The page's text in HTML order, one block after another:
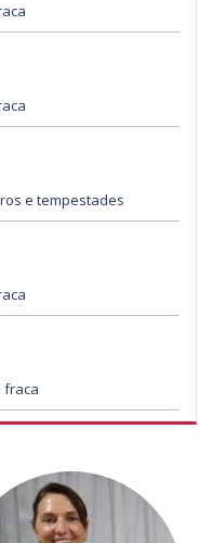
e tempestades
fraca